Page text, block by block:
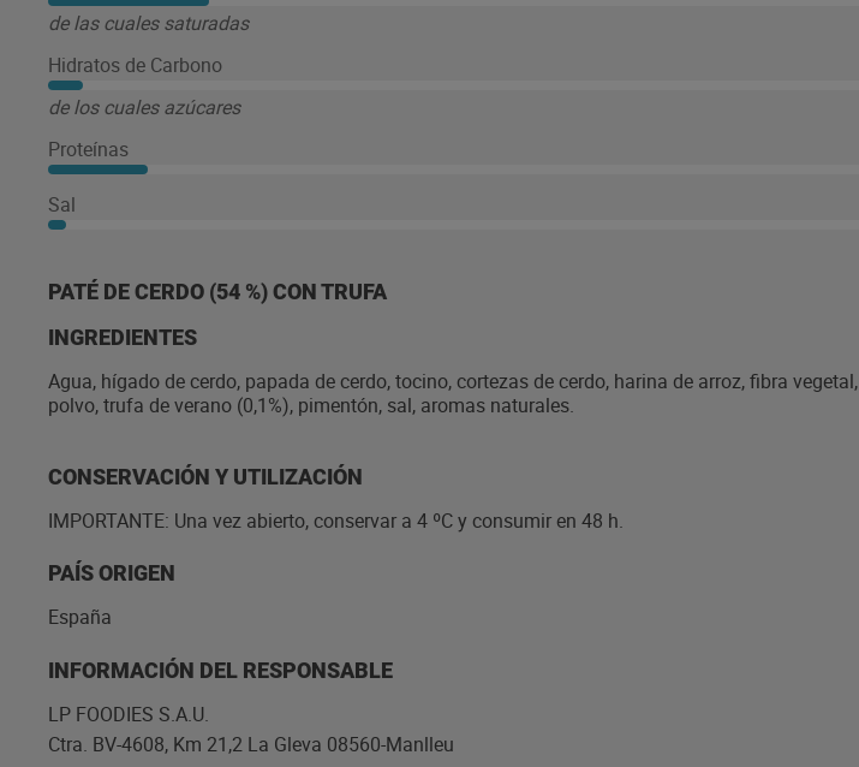
de las cuales saturadas
Hidratos de Carbono
de los cuales azúcares
Proteínas
Sal
PATÉ DE CERDO (54 %) CON TRUFA
INGREDIENTES
Agua, hígado de cerdo, papada de cerdo, tocino, cortezas de cerdo, harina de arroz, fibra vegetal,
polvo, trufa de verano (0,1%), pimentón, sal, aromas naturales.
CONSERVACIÓN Y UTILIZACIÓN
IMPORTANTE: Una vez abierto, conservar a 4 ºC y consumir en 48 h.
PAÍS ORIGEN
España
INFORMACIÓN DEL RESPONSABLE
LP FOODIES S.A.U.
Ctra. BV-4608, Km 21,2 La Gleva 08560-Manlleu